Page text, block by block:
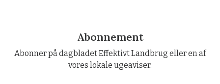
Abonnement
Abonner på dagbladet Effektivt Landbrug eller en af
vores lokale ugeaviser.